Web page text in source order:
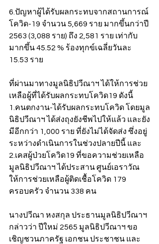
6.ปัญหาผู้ได้รับผลกระทบจากสถานการณ์
โควิด-19 จำนวน 5,669 ราย มากขึ้นกว่าปี
2563 (3,088 ราย) ถึง 2,581 ราย เท่ากับ
มากขึ้น 45.52 % ร้องทุกข์เฉลี่ยวันละ
15.53 ราย
ที่ผ่านมาทางมูลนิธิปวีณาฯ ได้ให้การช่วย
เหลือผู้ที่ได้รับผลกระทบโควิด19 ดังนี้
1.คนตกงาน-ได้รับผลกระทบโควิด โดยมูล
นิธิปวีณาฯ ได้ส่งถุงยังชีพไปให้แล้ว และยัง
มีอีกกว่า 1,000 ราย ที่ยังไม่ได้จัดส่ง ซึ่งอยู่
ระหว่างดำเนินการในช่วงปลายปีนี้ และ
2.เคสผู้ป่วยโควิด19 ที่ขอความช่วยเหลือ
มูลนิธิปวีณาฯ ได้ประสาน ศูนย์เอราวัณ
ให้การช่วยเหลือผู้ติดเชื้อโควิด 179
ครอบครัว จำนวน 338 คน
นางปวีณา หงสกุล ประธานมูลนิธิปวีณาฯ
กล่าวว่า ปีใหม่ 2565 มูลนิธิปวีณาฯ ขอ
เชิญชวนภาครัฐ เอกชน ประชาชน และ